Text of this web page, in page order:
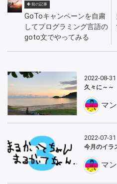
前の記事
GoToキャンペーンを自粛
してプログラミング言語の
goto文でやってみる
2022-08-31
久々に～～
マン
2022-07-31
今月のイラ
マン